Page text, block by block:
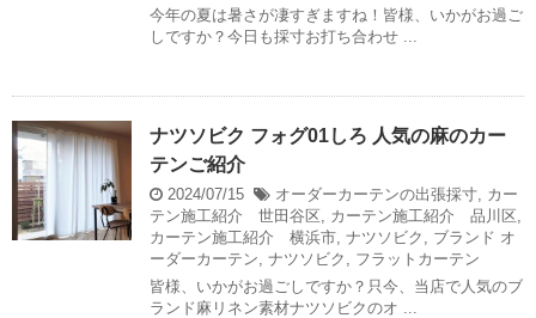
今年の夏は暑さが凄すぎますね！皆様、いかがお過ご
しですか？今日も採寸お打ち合わせ ...
ナツソビク フォグ01しろ 人気の麻のカー
テンご紹介
2024/07/15 オーダーカーテンの出張採寸, カー
テン施工紹介 世田谷区, カーテン施工紹介 品川区,
カーテン施工紹介 横浜市, ナツソビク , ブランド オ
ーダーカーテン, ナツソビク , フラットカーテン
皆様、いかがお過ごしですか？只今、当店で人気のブ
ランド麻リネン素材ナツソビクのオ ...